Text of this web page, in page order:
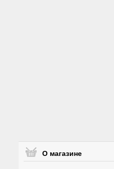
О магазине